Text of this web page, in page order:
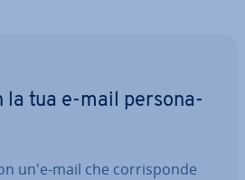
la tua e-mail per­so­na­
un'e-mail che cor­ri­spon­de